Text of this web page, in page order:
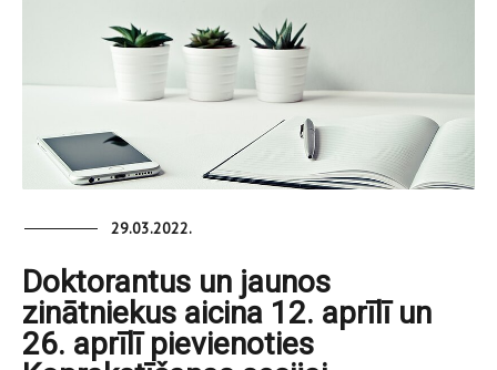
29.03.2022.
Doktorantus un jaunos
zinātniekus aicina 12. aprīlī un
26. aprīlī pievienoties